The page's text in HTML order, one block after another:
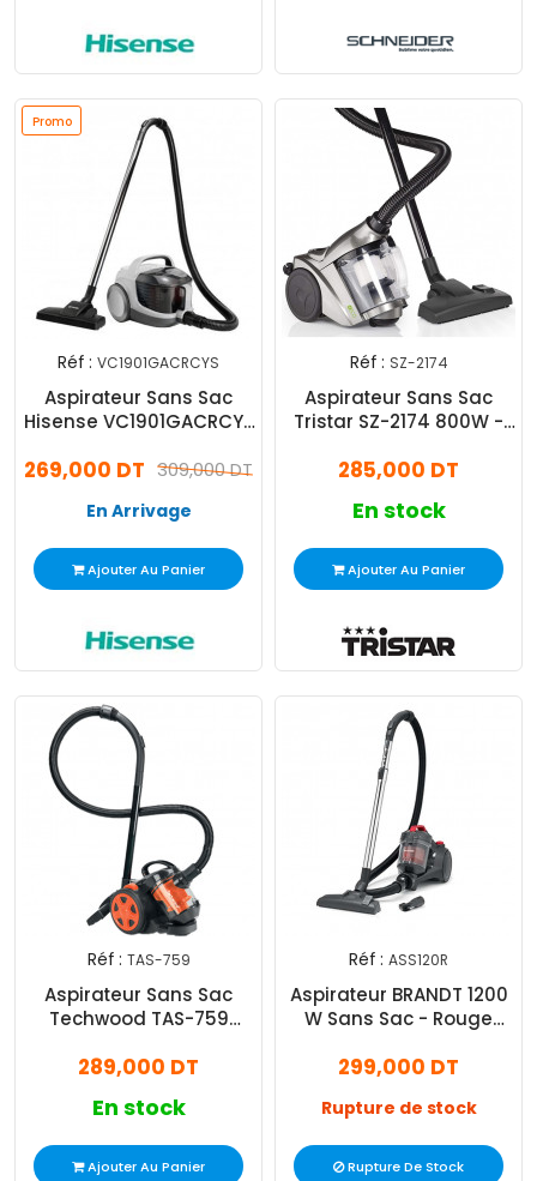
Promo
Réf : VC1901GACRCYS
Aspirateur Sans Sac
Hisense VC1901GACRCYS
309,000 DT
269,000 DT
En Arrivage
Ajouter Au Panier
Réf : SZ-2174
Aspirateur Sans Sac
Tristar SZ-2174 800W -
285,000 DT
En stock
Ajouter Au Panier
Réf : TAS-759
Aspirateur Sans Sac
Techwood TAS-759
289,000 DT
En stock
Ajouter Au Panier
Réf : ASS120R
Aspirateur BRANDT 1200
W Sans Sac - Rouge
299,000 DT
Rupture de stock
Rupture De Stock